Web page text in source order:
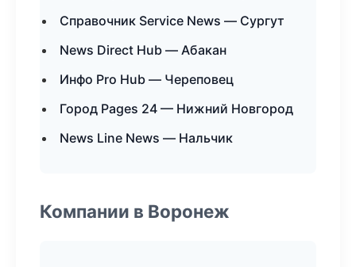
Справочник Service News — Сургут
News Direct Hub — Абакан
Инфо Pro Hub — Череповец
Город Pages 24 — Нижний Новгород
News Line News — Нальчик
Компании в Воронеж